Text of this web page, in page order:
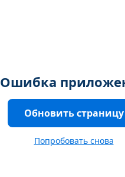
Ошибка
Обновить страницу
Попробовать снова